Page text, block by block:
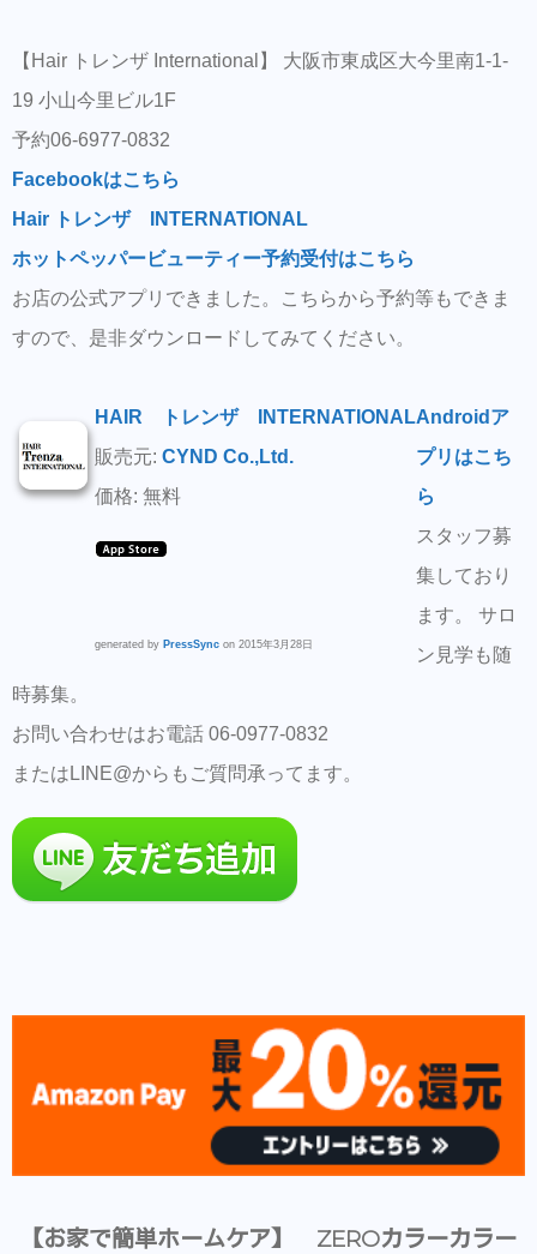
【Hair トレンザ International】 大阪市東成区大今里南1-1-
19 小山今里ビル1F
予約06-6977-0832
Facebookはこちら
Hair トレンザ INTERNATIONAL
ホットペッパービューティー予約受付はこちら
お店の公式アプリできました。こちらから予約等もできま
すので、是非ダウンロードしてみてください。
HAIR トレンザ INTERNATIONAL
販売元: CYND Co.,Ltd.
価格: 無料
generated by PressSync on 2015年3月28日
Androidア
プリはこち
ら
スタッフ募
集しており
ます。 サロ
ン見学も随
時募集。
お問い合わせはお電話 06-0977-0832
またはLINE@からもご質問承ってます。
【お家で簡単ホームケア】 ZEROカラーカラー